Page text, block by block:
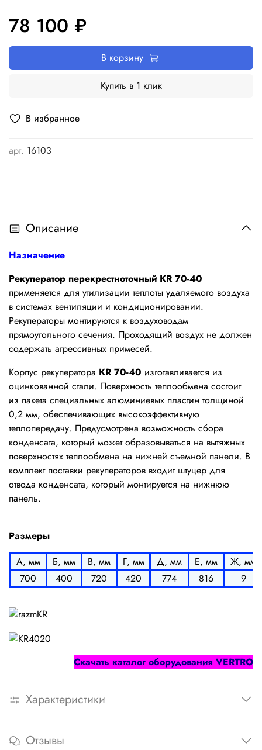
В избранное
арт. 16103
78 100 ₽
В корзину
Купить в 1 клик
Описание
Назначение
Рекуператор перекрестноточный KR 70-40
применяется для утилизации теплоты удаляемого воздуха
в системах вентиляции и кондиционировании.
Рекуператоры монтируются к воздуховодам
прямоугольного сечения. Проходящий воздух не должен
содержать агрессивных примесей.
Корпус рекуператора KR 70-40 изготавливается из
оцинкованной стали. Поверхность теплообмена состоит
из пакета специальных алюминиевых пластин толщиной
0,2 мм, обеспечивающих высокоэффективную
теплопередачу. Предусмотрена возможность сбора
конденсата, который может образовываться на вытяжных
поверхностях теплообмена на нижней съемной панели. В
комплект поставки рекуператоров входит штуцер для
отвода конденсата, который монтируется на нижнюю
панель.
Размеры
А, мм
Б, мм В, мм Г, мм Д, мм Е, мм
Ж, мм
700
400 720 420 774 816 9
Cкачать каталог оборудования VERTRO
Характеристики
Отзывы